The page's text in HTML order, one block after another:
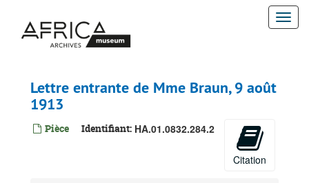
contenu
Lettre entrante de Mme Braun, 9 août
1913
Pièce Identifiant: HA.01.0832.284.2
Citation